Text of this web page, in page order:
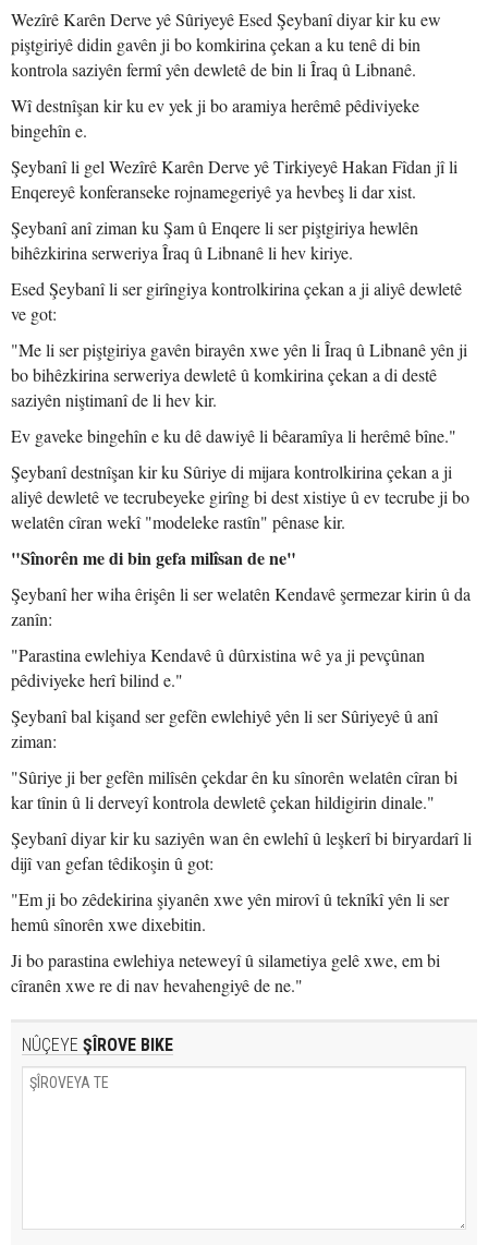
Wezîrê Karên Derve yê Sûriyeyê Esed Şeybanî diyar kir ku ew
piştgiriyê didin gavên ji bo komkirina çekan a ku tenê di bin
kontrola saziyên fermî yên dewletê de bin li Îraq û Libnanê.
Wî destnîşan kir ku ev yek ji bo aramiya herêmê pêdiviyeke
bingehîn e.
Şeybanî li gel Wezîrê Karên Derve yê Tirkiyeyê Hakan Fîdan jî li
Enqereyê konferanseke rojnamegeriyê ya hevbeş li dar xist.
Şeybanî anî ziman ku Şam û Enqere li ser piştgiriya hewlên
bihêzkirina serweriya Îraq û Libnanê li hev kiriye.
Esed Şeybanî li ser girîngiya kontrolkirina çekan a ji aliyê dewletê
ve got:
"Me li ser piştgiriya gavên birayên xwe yên li Îraq û Libnanê yên ji
bo bihêzkirina serweriya dewletê û komkirina çekan a di destê
saziyên niştimanî de li hev kir.
Ev gaveke bingehîn e ku dê dawiyê li bêaramîya li herêmê bîne."
Şeybanî destnîşan kir ku Sûriye di mijara kontrolkirina çekan a ji
aliyê dewletê ve tecrubeyeke girîng bi dest xistiye û ev tecrube ji bo
welatên cîran wekî "modeleke rastîn" pênase kir.
"Sînorên me di bin gefa milîsan de ne"
Şeybanî her wiha êrişên li ser welatên Kendavê şermezar kirin û da
zanîn:
"Parastina ewlehiya Kendavê û dûrxistina wê ya ji pevçûnan
pêdiviyeke herî bilind e."
Şeybanî bal kişand ser gefên ewlehiyê yên li ser Sûriyeyê û anî
ziman:
"Sûriye ji ber gefên milîsên çekdar ên ku sînorên welatên cîran bi
kar tînin û li derveyî kontrola dewletê çekan hildigirin dinale."
Şeybanî diyar kir ku saziyên wan ên ewlehî û leşkerî bi biryardarî li
dijî van gefan têdikoşin û got:
"Em ji bo zêdekirina şiyanên xwe yên mirovî û teknîkî yên li ser
hemû sînorên xwe dixebitin.
Ji bo parastina ewlehiya neteweyî û silametiya gelê xwe, em bi
cîranên xwe re di nav hevahengiyê de ne."
NÛÇEYE ŞÎROVE BIKE